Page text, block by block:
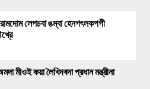
লেপচবা ঙম্বা হেনগৎলকপগী
মীওই কয়া লৈখিদবদা প্রধান মন্ত্রীনা